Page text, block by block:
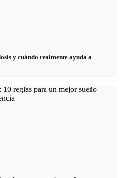
y cuándo realmente ayuda a